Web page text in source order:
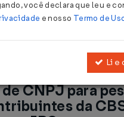
CBS e do IBS...
Tributária:
CNPJ para
da
você declara que leu e
e nosso Termo de
Li e